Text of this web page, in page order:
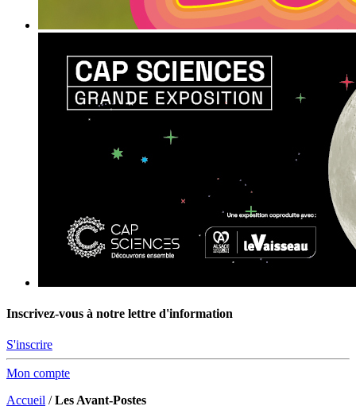
Inscrivez-vous à notre lettre d'information
S'inscrire
Mon compte
Accueil /Les Avant-Postes